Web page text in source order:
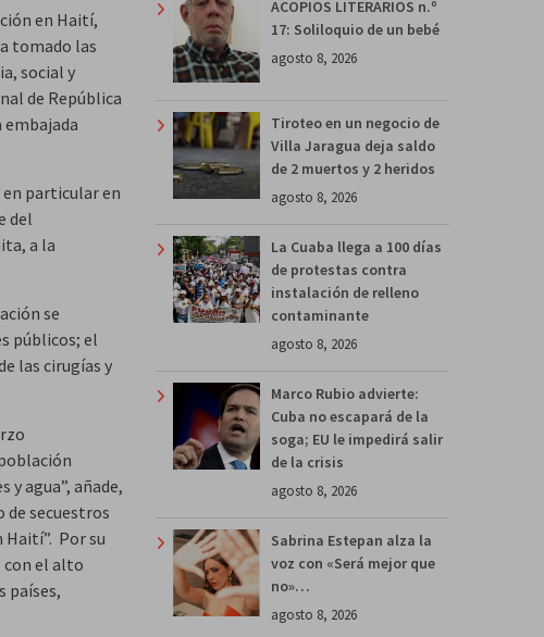
en Haití,
tomado las
social y
de República
embajada
en particular en
del
a la
se
públicos; el
las cirugías y
agua”, añade,
secuestros
Por su
con el alto
países,
ACOPIOS LITERARIOS n.º
17: Soliloquio de un bebé
agosto 8, 2026
Tiroteo en un negocio de
Villa Jaragua deja saldo
de 2 muertos y 2 heridos
agosto 8, 2026
La Cuaba llega a 100 días
de protestas contra
instalación de relleno
contaminante
agosto 8, 2026
Marco Rubio advierte:
Cuba no escapará de la
soga; EU le impedirá salir
de la crisis
agosto 8, 2026
Sabrina Estepan alza la
voz con «Será mejor que
no»…
agosto 8, 2026